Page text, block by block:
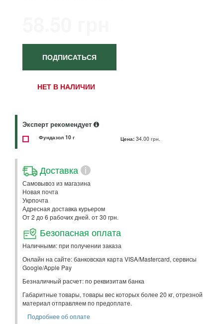
ПОДПИСАТЬСЯ
НЕТ В НАЛИЧИИ
Эксперт рекомендует
Фундазол 10 г Цена: 34.00 грн.
Доставка i
Самовывоз из магазина
Новая почта
Укрпочта
Адресная доставка курьером
От 2 до 6 рабочих дней. от 30 грн.
Безопасная оплата
Наличными: при получении заказа
Онлайн на сайте: банковская карта VISA/Mastercard, сервисы
Google/Apple Pay
Безналичный расчет: по реквизитам банка
Габаритные товары, товары вес которых более 20 кг, отрезной
материал отправляем по предоплате.
Подробнее об оплате